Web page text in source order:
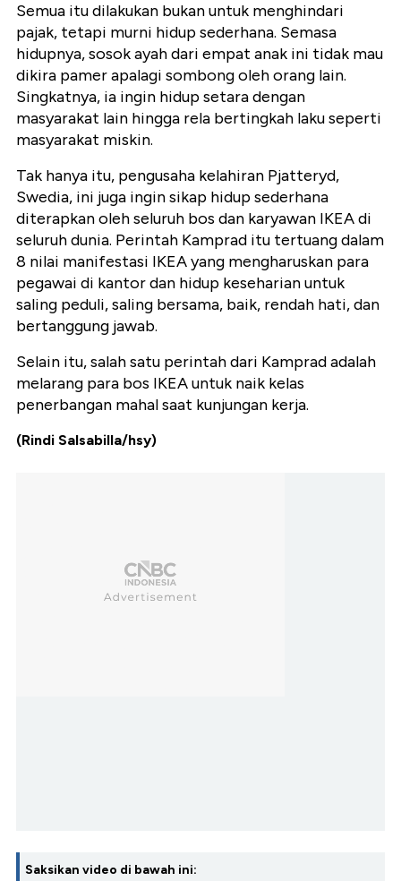
Semua itu dilakukan bukan untuk menghindari
pajak, tetapi murni hidup sederhana. Semasa
hidupnya, sosok ayah dari empat anak ini tidak mau
dikira pamer apalagi sombong oleh orang lain.
Singkatnya, ia ingin hidup setara dengan
masyarakat lain hingga rela bertingkah laku seperti
masyarakat miskin.
Tak hanya itu, pengusaha kelahiran Pjatteryd,
Swedia, ini juga ingin sikap hidup sederhana
diterapkan oleh seluruh bos dan karyawan IKEA di
seluruh dunia. Perintah Kamprad itu tertuang dalam
8 nilai manifestasi IKEA yang mengharuskan para
pegawai di kantor dan hidup keseharian untuk
saling peduli, saling bersama, baik, rendah hati, dan
bertanggung jawab.
Selain itu, salah satu perintah dari Kamprad adalah
melarang para bos IKEA untuk naik kelas
penerbangan mahal saat kunjungan kerja.
(Rindi Salsabilla/hsy)
Saksikan video di bawah ini: